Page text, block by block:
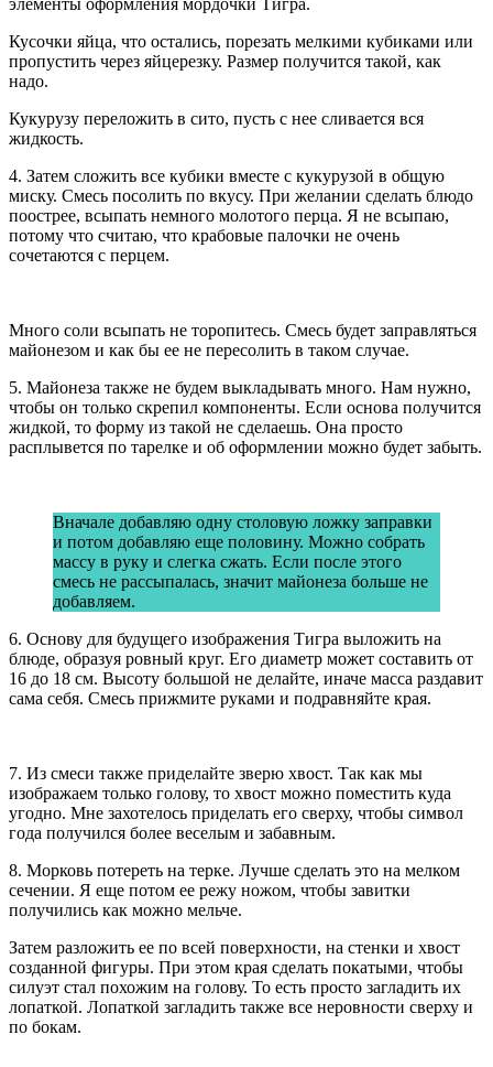
элементы оформления мордочки Тигра.
Кусочки яйца, что остались, порезать мелкими кубиками или
пропустить через яйцерезку. Размер получится такой, как
надо.
Кукурузу переложить в сито, пусть с нее сливается вся
жидкость.
4. Затем сложить все кубики вместе с кукурузой в общую
миску. Смесь посолить по вкусу. При желании сделать блюдо
поострее, всыпать немного молотого перца. Я не всыпаю,
потому что считаю, что крабовые палочки не очень
сочетаются с перцем.
Много соли всыпать не торопитесь. Смесь будет заправляться
майонезом и как бы ее не пересолить в таком случае.
5. Майонеза также не будем выкладывать много. Нам нужно,
чтобы он только скрепил компоненты. Если основа получится
жидкой, то форму из такой не сделаешь. Она просто
расплывется по тарелке и об оформлении можно будет забыть.
Вначале добавляю одну столовую ложку заправки
и потом добавляю еще половину. Можно собрать
массу в руку и слегка сжать. Если после этого
смесь не рассыпалась, значит майонеза больше не
добавляем.
6. Основу для будущего изображения Тигра выложить на
блюде, образуя ровный круг. Его диаметр может составить от
16 до 18 см. Высоту большой не делайте, иначе масса раздавит
сама себя. Смесь прижмите руками и подравняйте края.
7. Из смеси также приделайте зверю хвост. Так как мы
изображаем только голову, то хвост можно поместить куда
угодно. Мне захотелось приделать его сверху, чтобы символ
года получился более веселым и забавным.
8. Морковь потереть на терке. Лучше сделать это на мелком
сечении. Я еще потом ее режу ножом, чтобы завитки
получились как можно мельче.
Затем разложить ее по всей поверхности, на стенки и хвост
созданной фигуры. При этом края сделать покатыми, чтобы
силуэт стал похожим на голову. То есть просто загладить их
лопаткой. Лопаткой загладить также все неровности сверху и
по бокам.